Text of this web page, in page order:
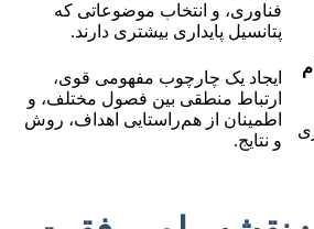
فناوری، و انتخاب موضوعاتی که
پتانسیل پایداری بیشتری دارند.
ایجاد یک چارچوب مفهومی قوی،
ارتباط منطقی بین فصول مختلف، و
اطمینان از هم‌راستایی اهداف، روش
و نتایج.